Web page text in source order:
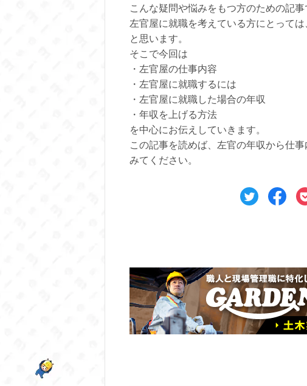
こんな疑問や悩みをもつ方のための記事
左官屋に就職を考えている方にとって
と思います。
そこで今回は
・左官屋の仕事内容
・左官屋に就職するには
・左官屋に就職した場合の年収
・年収を上げる方法
を中心にお伝えしていきます。
この記事を読めば、左官の年収から仕
みてください。